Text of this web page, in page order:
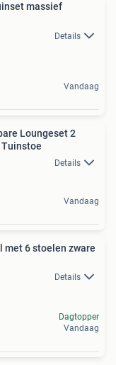
massief
Details
Vandaag
Loungeset 2
Details
Vandaag
6 stoelen zware
Details
Dagtopper
Vandaag